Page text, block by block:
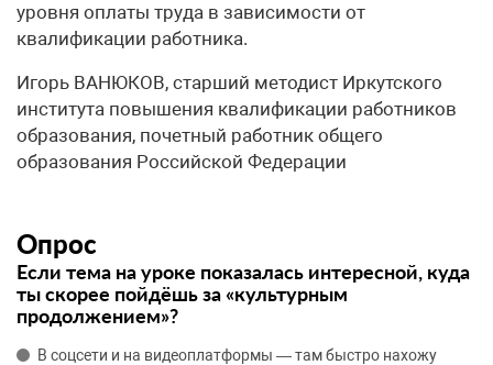
уровня оплаты труда в зависимости от
квалификации работника.
Игорь ВАНЮКОВ, старший методист Иркутского
института повышения квалификации работников
образования, почетный работник общего
образования Российской Федерации
Опрос
Если тема на уроке показалась интересной, куда
ты скорее пойдёшь за «культурным
продолжением»?
В соцсети и на видеоплатформы — там быстро нахожу